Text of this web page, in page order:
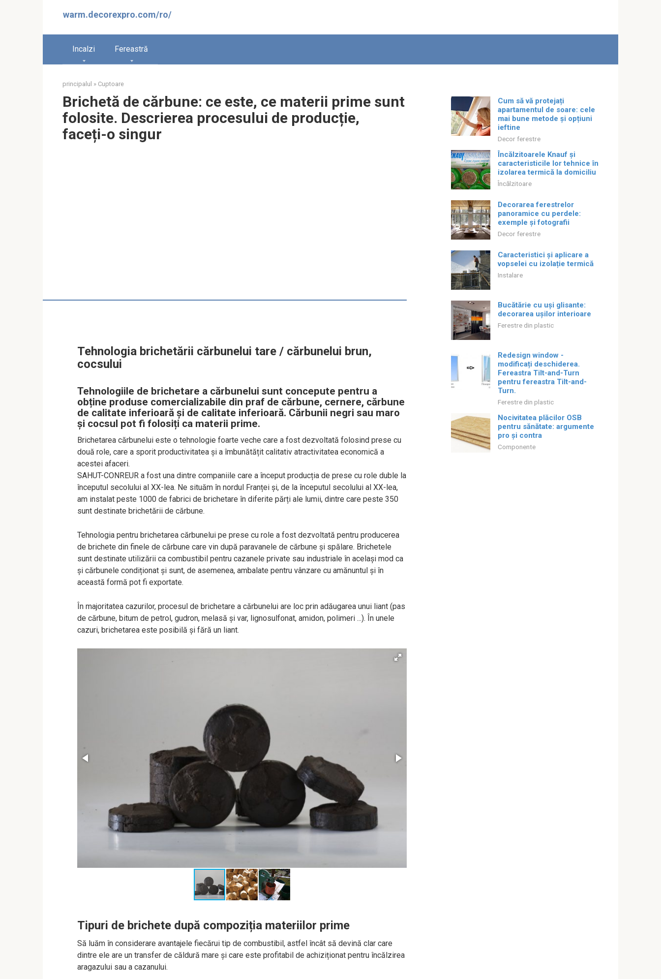
warm.decorexpro.com/ro/
Incalzi Fereastră
principalul » Cuptoare
Brichetă de cărbune: ce este, ce materii prime sunt
folosite. Descrierea procesului de producție,
faceți-o singur
Tehnologia brichetării cărbunelui tare / cărbunelui brun,
cocsului
Tehnologiile de brichetare a cărbunelui sunt concepute pentru a
obține produse comercializabile din praf de cărbune, cernere, cărbune
de calitate inferioară și de calitate inferioară. Cărbunii negri sau maro
și cocsul pot fi folosiți ca materii prime.
Brichetarea cărbunelui este o tehnologie foarte veche care a fost dezvoltată folosind prese cu
două role, care a sporit productivitatea și a îmbunătățit calitativ atractivitatea economică a
acestei afaceri.
SAHUT-CONREUR a fost una dintre companiile care a început producția de prese cu role duble la
începutul secolului al XX-lea. Ne situăm în nordul Franței și, de la începutul secolului al XX-lea,
am instalat peste 1000 de fabrici de brichetare în diferite părți ale lumii, dintre care peste 350
sunt destinate brichetării de cărbune.
Tehnologia pentru brichetarea cărbunelui pe prese cu role a fost dezvoltată pentru producerea
de brichete din finele de cărbune care vin după paravanele de cărbune și spălare. Brichetele
sunt destinate utilizării ca combustibil pentru cazanele private sau industriale în același mod ca
și cărbunele condiționat și sunt, de asemenea, ambalate pentru vânzare cu amănuntul și în
această formă pot fi exportate.
În majoritatea cazurilor, procesul de brichetare a cărbunelui are loc prin adăugarea unui liant (pas
de cărbune, bitum de petrol, gudron, melasă și var, lignosulfonat, amidon, polimeri ...). În unele
cazuri, brichetarea este posibilă și fără un liant.
Tipuri de brichete după compoziția materiilor prime
Să luăm în considerare avantajele fiecărui tip de combustibil, astfel încât să devină clar care
dintre ele are un transfer de căldură mare și care este profitabil de achiziționat pentru încălzirea
aragazului sau a cazanului.
Cum să vă protejați
apartamentul de soare: cele
mai bune metode și opțiuni
ieftine
Decor ferestre
Încălzitoarele Knauf și
caracteristicile lor tehnice în
izolarea termică la domiciliu
Încălzitoare
Decorarea ferestrelor
panoramice cu perdele:
exemple și fotografii
Decor ferestre
Caracteristici și aplicare a
vopselei cu izolație termică
Instalare
Bucătărie cu uși glisante:
decorarea ușilor interioare
Ferestre din plastic
Redesign window -
modificați deschiderea.
Fereastra Tilt-and-Turn
pentru fereastra Tilt-and-
Turn.
Ferestre din plastic
Nocivitatea plăcilor OSB
pentru sănătate: argumente
pro și contra
Componente